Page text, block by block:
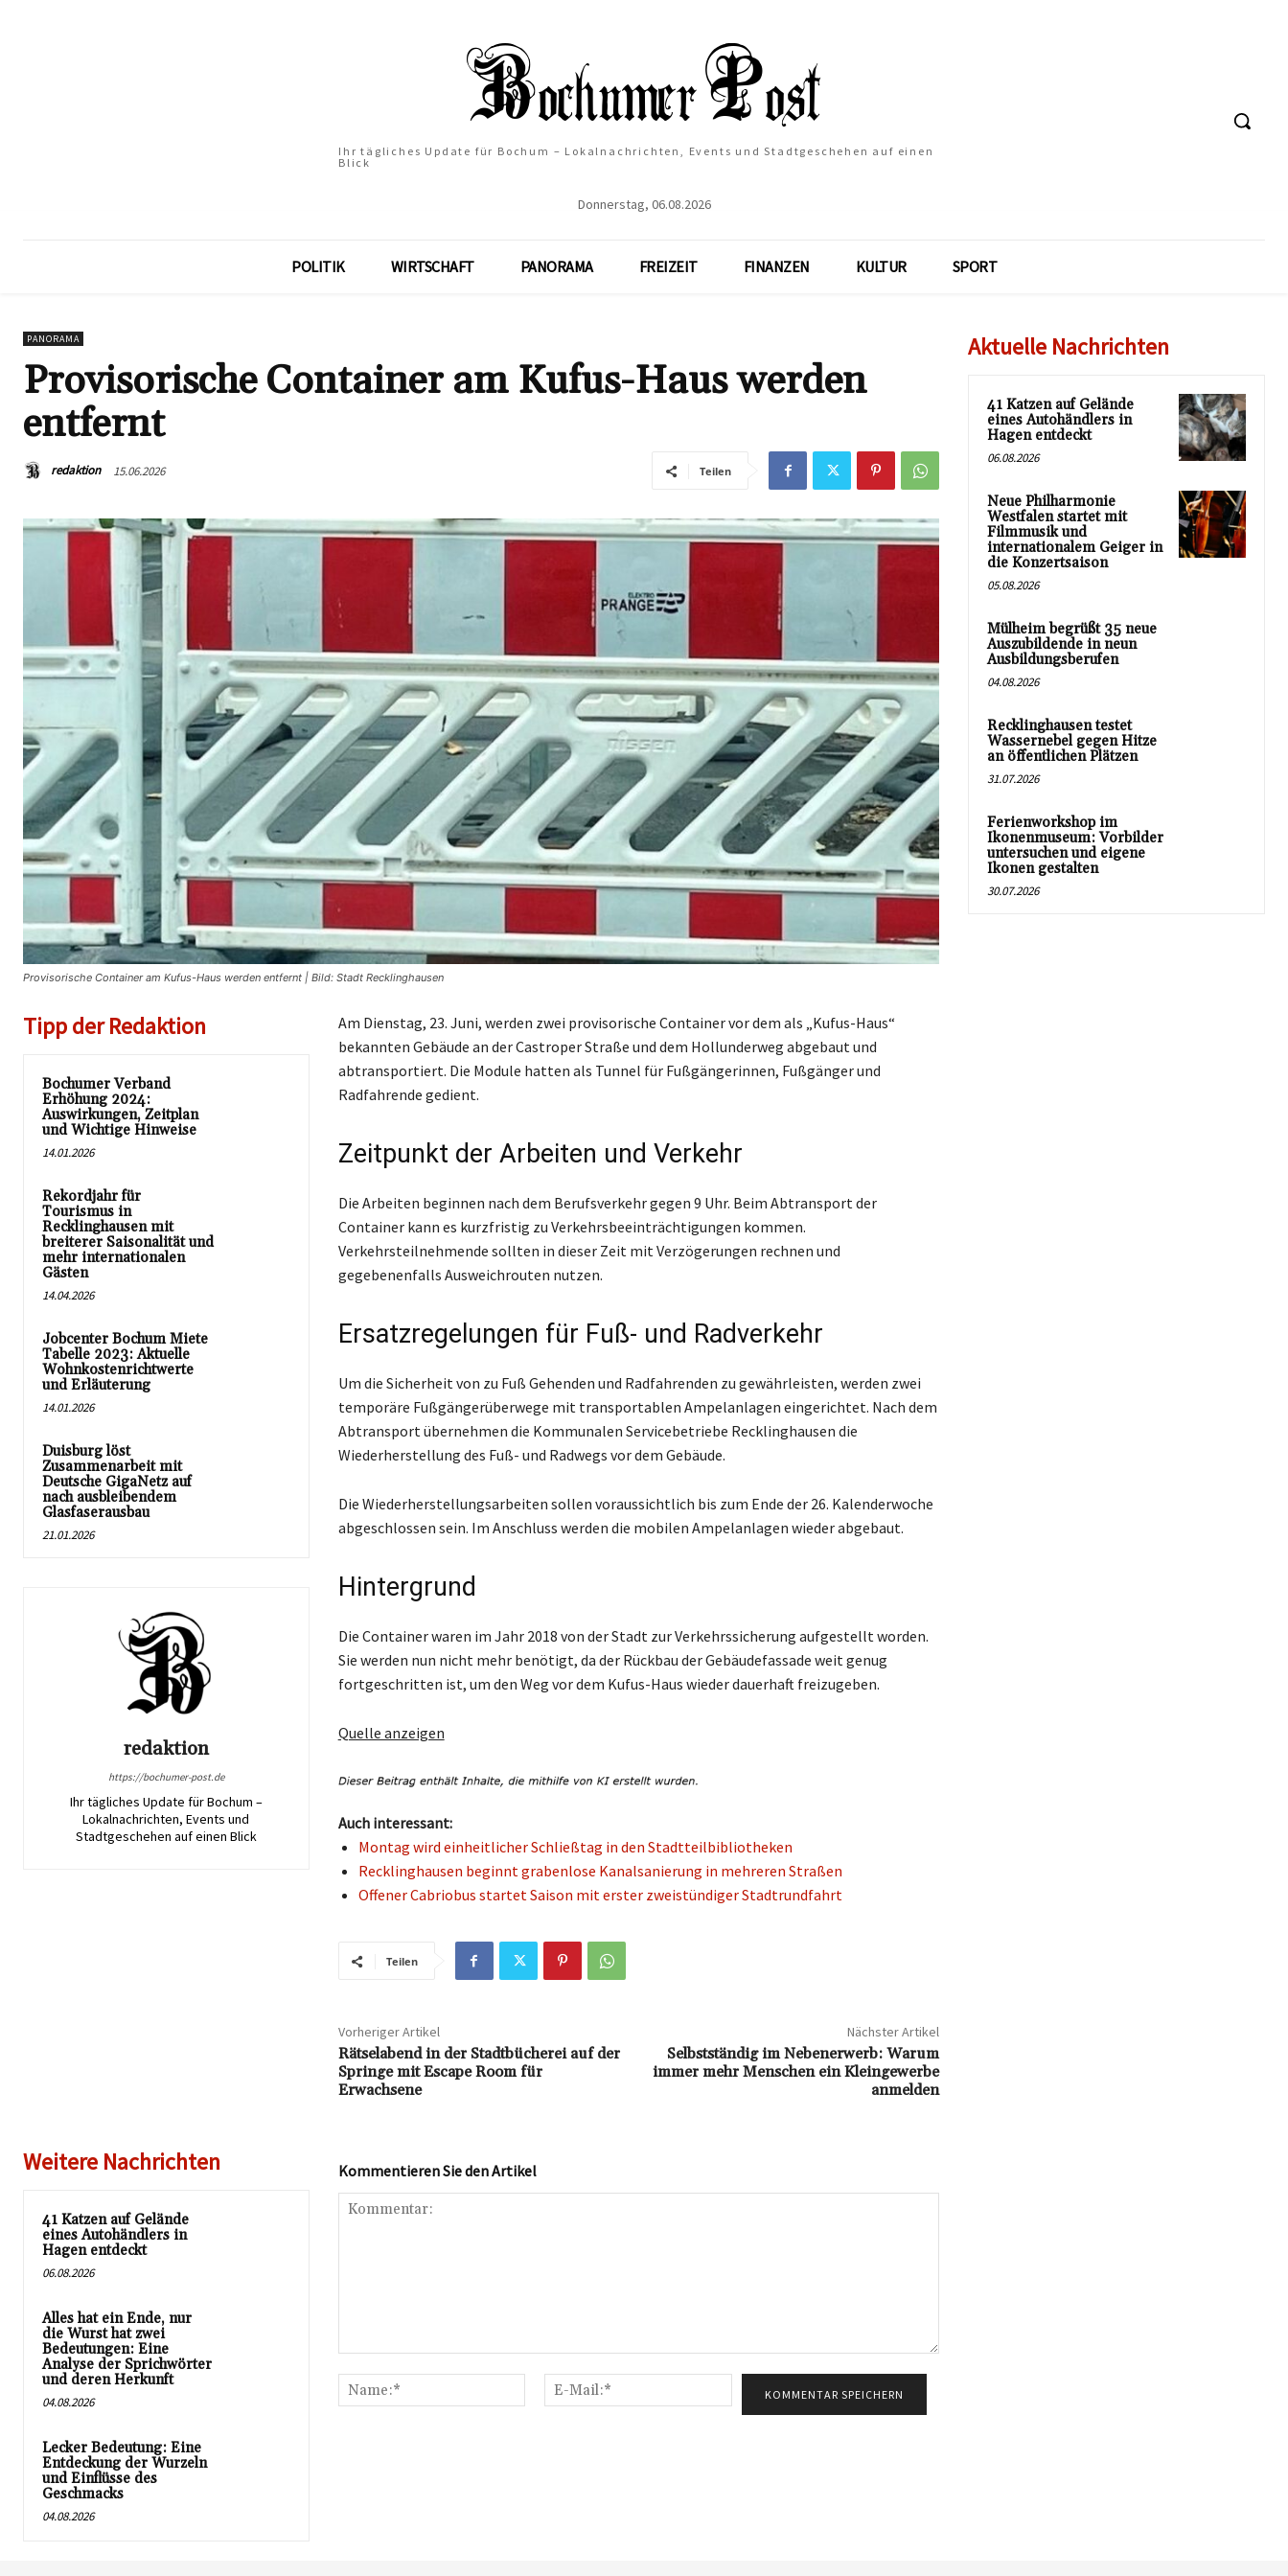
Ihr tägliches Update für Bochum – Lokalnachrichten, Events und Stadtgeschehen auf einen
Blick
Donnerstag, 06.08.2026
POLITIK WIRTSCHAFT PANORAMA FREIZEIT FINANZEN KULTUR SPORT
PANORAMA
Provisorische Container am Kufus-Haus werden
entfernt
redaktion 15.06.2026 Teilen
Provisorische Container am Kufus-Haus werden entfernt | Bild: Stadt Recklinghausen
Tipp der Redaktion
Bochumer Verband
Erhöhung 2024:
Auswirkungen, Zeitplan
und Wichtige Hinweise
14.01.2026
Rekordjahr für
Tourismus in
Recklinghausen mit
breiterer Saisonalität und
mehr internationalen
Gästen
14.04.2026
Jobcenter Bochum Miete
Tabelle 2023: Aktuelle
Wohnkostenrichtwerte
und Erläuterung
14.01.2026
Duisburg löst
Zusammenarbeit mit
Deutsche GigaNetz auf
nach ausbleibendem
Glasfaserausbau
21.01.2026
redaktion
https://bochumer-post.de
Ihr tägliches Update für Bochum –
Lokalnachrichten, Events und
Stadtgeschehen auf einen Blick
Am Dienstag, 23. Juni, werden zwei provisorische Container vor dem als „Kufus-Haus“
bekannten Gebäude an der Castroper Straße und dem Hollunderweg abgebaut und
abtransportiert. Die Module hatten als Tunnel für Fußgängerinnen, Fußgänger und
Radfahrende gedient.
Zeitpunkt der Arbeiten und Verkehr
Die Arbeiten beginnen nach dem Berufsverkehr gegen 9 Uhr. Beim Abtransport der
Container kann es kurzfristig zu Verkehrsbeeinträchtigungen kommen.
Verkehrsteilnehmende sollten in dieser Zeit mit Verzögerungen rechnen und
gegebenenfalls Ausweichrouten nutzen.
Ersatzregelungen für Fuß- und Radverkehr
Um die Sicherheit von zu Fuß Gehenden und Radfahrenden zu gewährleisten, werden zwei
temporäre Fußgängerüberwege mit transportablen Ampelanlagen eingerichtet. Nach dem
Abtransport übernehmen die Kommunalen Servicebetriebe Recklinghausen die
Wiederherstellung des Fuß- und Radwegs vor dem Gebäude.
Die Wiederherstellungsarbeiten sollen voraussichtlich bis zum Ende der 26. Kalenderwoche
abgeschlossen sein. Im Anschluss werden die mobilen Ampelanlagen wieder abgebaut.
Hintergrund
Die Container waren im Jahr 2018 von der Stadt zur Verkehrssicherung aufgestellt worden.
Sie werden nun nicht mehr benötigt, da der Rückbau der Gebäudefassade weit genug
fortgeschritten ist, um den Weg vor dem Kufus-Haus wieder dauerhaft freizugeben.
Quelle anzeigen
Auch interessant:
Montag wird einheitlicher Schließtag in den Stadtteilbibliotheken
Recklinghausen beginnt grabenlose Kanalsanierung in mehreren Straßen
Offener Cabriobus startet Saison mit erster zweistündiger Stadtrundfahrt
Teilen
Vorheriger Artikel
Rätselabend in der Stadtbücherei auf der
Springe mit Escape Room für
Erwachsene
Nächster Artikel
Selbstständig im Nebenerwerb: Warum
immer mehr Menschen ein Kleingewerbe
anmelden
Weitere Nachrichten
41 Katzen auf Gelände
eines Autohändlers in
Hagen entdeckt
06.08.2026
Alles hat ein Ende, nur
die Wurst hat zwei
Bedeutungen: Eine
Analyse der Sprichwörter
und deren Herkunft
04.08.2026
Lecker Bedeutung: Eine
Entdeckung der Wurzeln
und Einflüsse des
Geschmacks
04.08.2026
Kommentieren Sie den Artikel
Name:*
Mail:*
Aktuelle Nachrichten
41 Katzen auf Gelände
eines Autohändlers in
Hagen entdeckt
06.08.2026
Neue Philharmonie
Westfalen startet mit
Filmmusik und
internationalem Geiger in
die Konzertsaison
05.08.2026
Mülheim begrüßt 35 neue
Auszubildende in neun
Ausbildungsberufen
04.08.2026
Recklinghausen testet
Wassernebel gegen Hitze
an öffentlichen Plätzen
31.07.2026
Ferienworkshop im
Ikonenmuseum: Vorbilder
untersuchen und eigene
Ikonen gestalten
30.07.2026